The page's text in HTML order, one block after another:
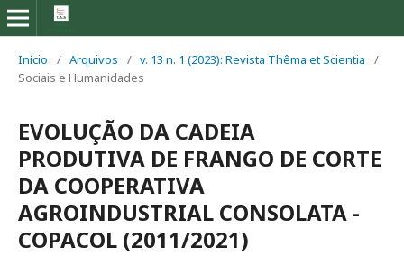
Início / Arquivos / v. 13 n. 1 (2023): Revista Thêma et Scientia
/
Sociais e Humanidades
EVOLUÇÃO DA CADEIA
PRODUTIVA DE FRANGO DE CORTE
DA COOPERATIVA
AGROINDUSTRIAL CONSOLATA -
COPACOL (2011/2021)